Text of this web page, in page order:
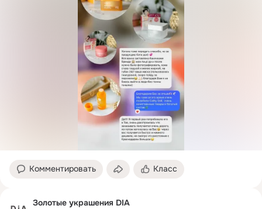
Комментировать Класс
Золотые украшения DIA